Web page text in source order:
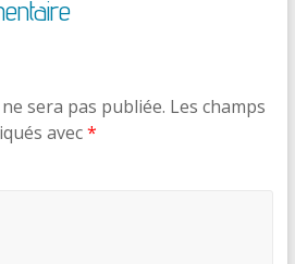
sera pas publiée. Les champs
avec*